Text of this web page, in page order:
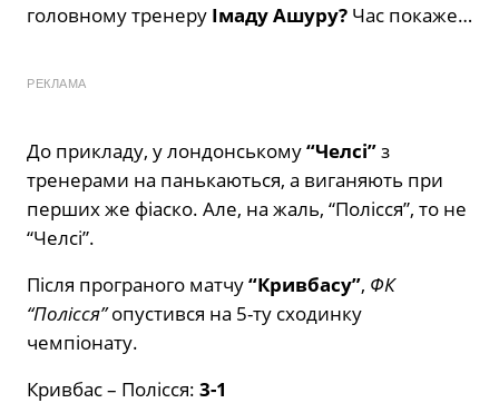
головному тренеру Імаду Ашуру? Час покаже…
РЕКЛАМА
До прикладу, у лондонському“Челсі”з
тренерами на панькаються, а виганяють при
перших же фіаско. Але, на жаль, “Полісся”, то не
“Челсі”.
Після програного матчу“Кривбасу”, ФК
“Полісся”опустився на 5-ту сходинку
чемпіонату.
Кривбас – Полісся: 3-1